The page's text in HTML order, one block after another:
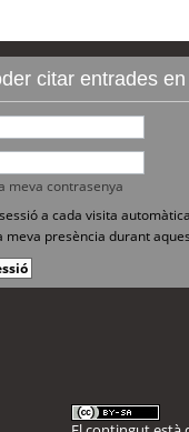
citar entrades
meva contrasenya
a cada visita
meva presència durant